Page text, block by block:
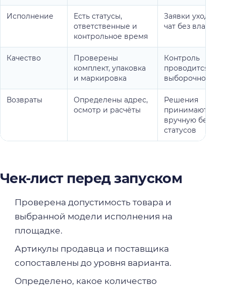
Исполнение
Есть статусы,
ответственные и
контрольное время
Заявки уходят в
чат без
Качество
Проверены
комплект, упаковка
и маркировка
Контроль
проводится
выборочно
Возвраты
Определены адрес,
осмотр и расчёты
Решения
принимаются
вручную без
статусов
Чек-лист перед запуском
Проверена допустимость товара и
выбранной модели исполнения на
площадке.
Артикулы продавца и поставщика
сопоставлены до уровня варианта.
Определено, какое количество